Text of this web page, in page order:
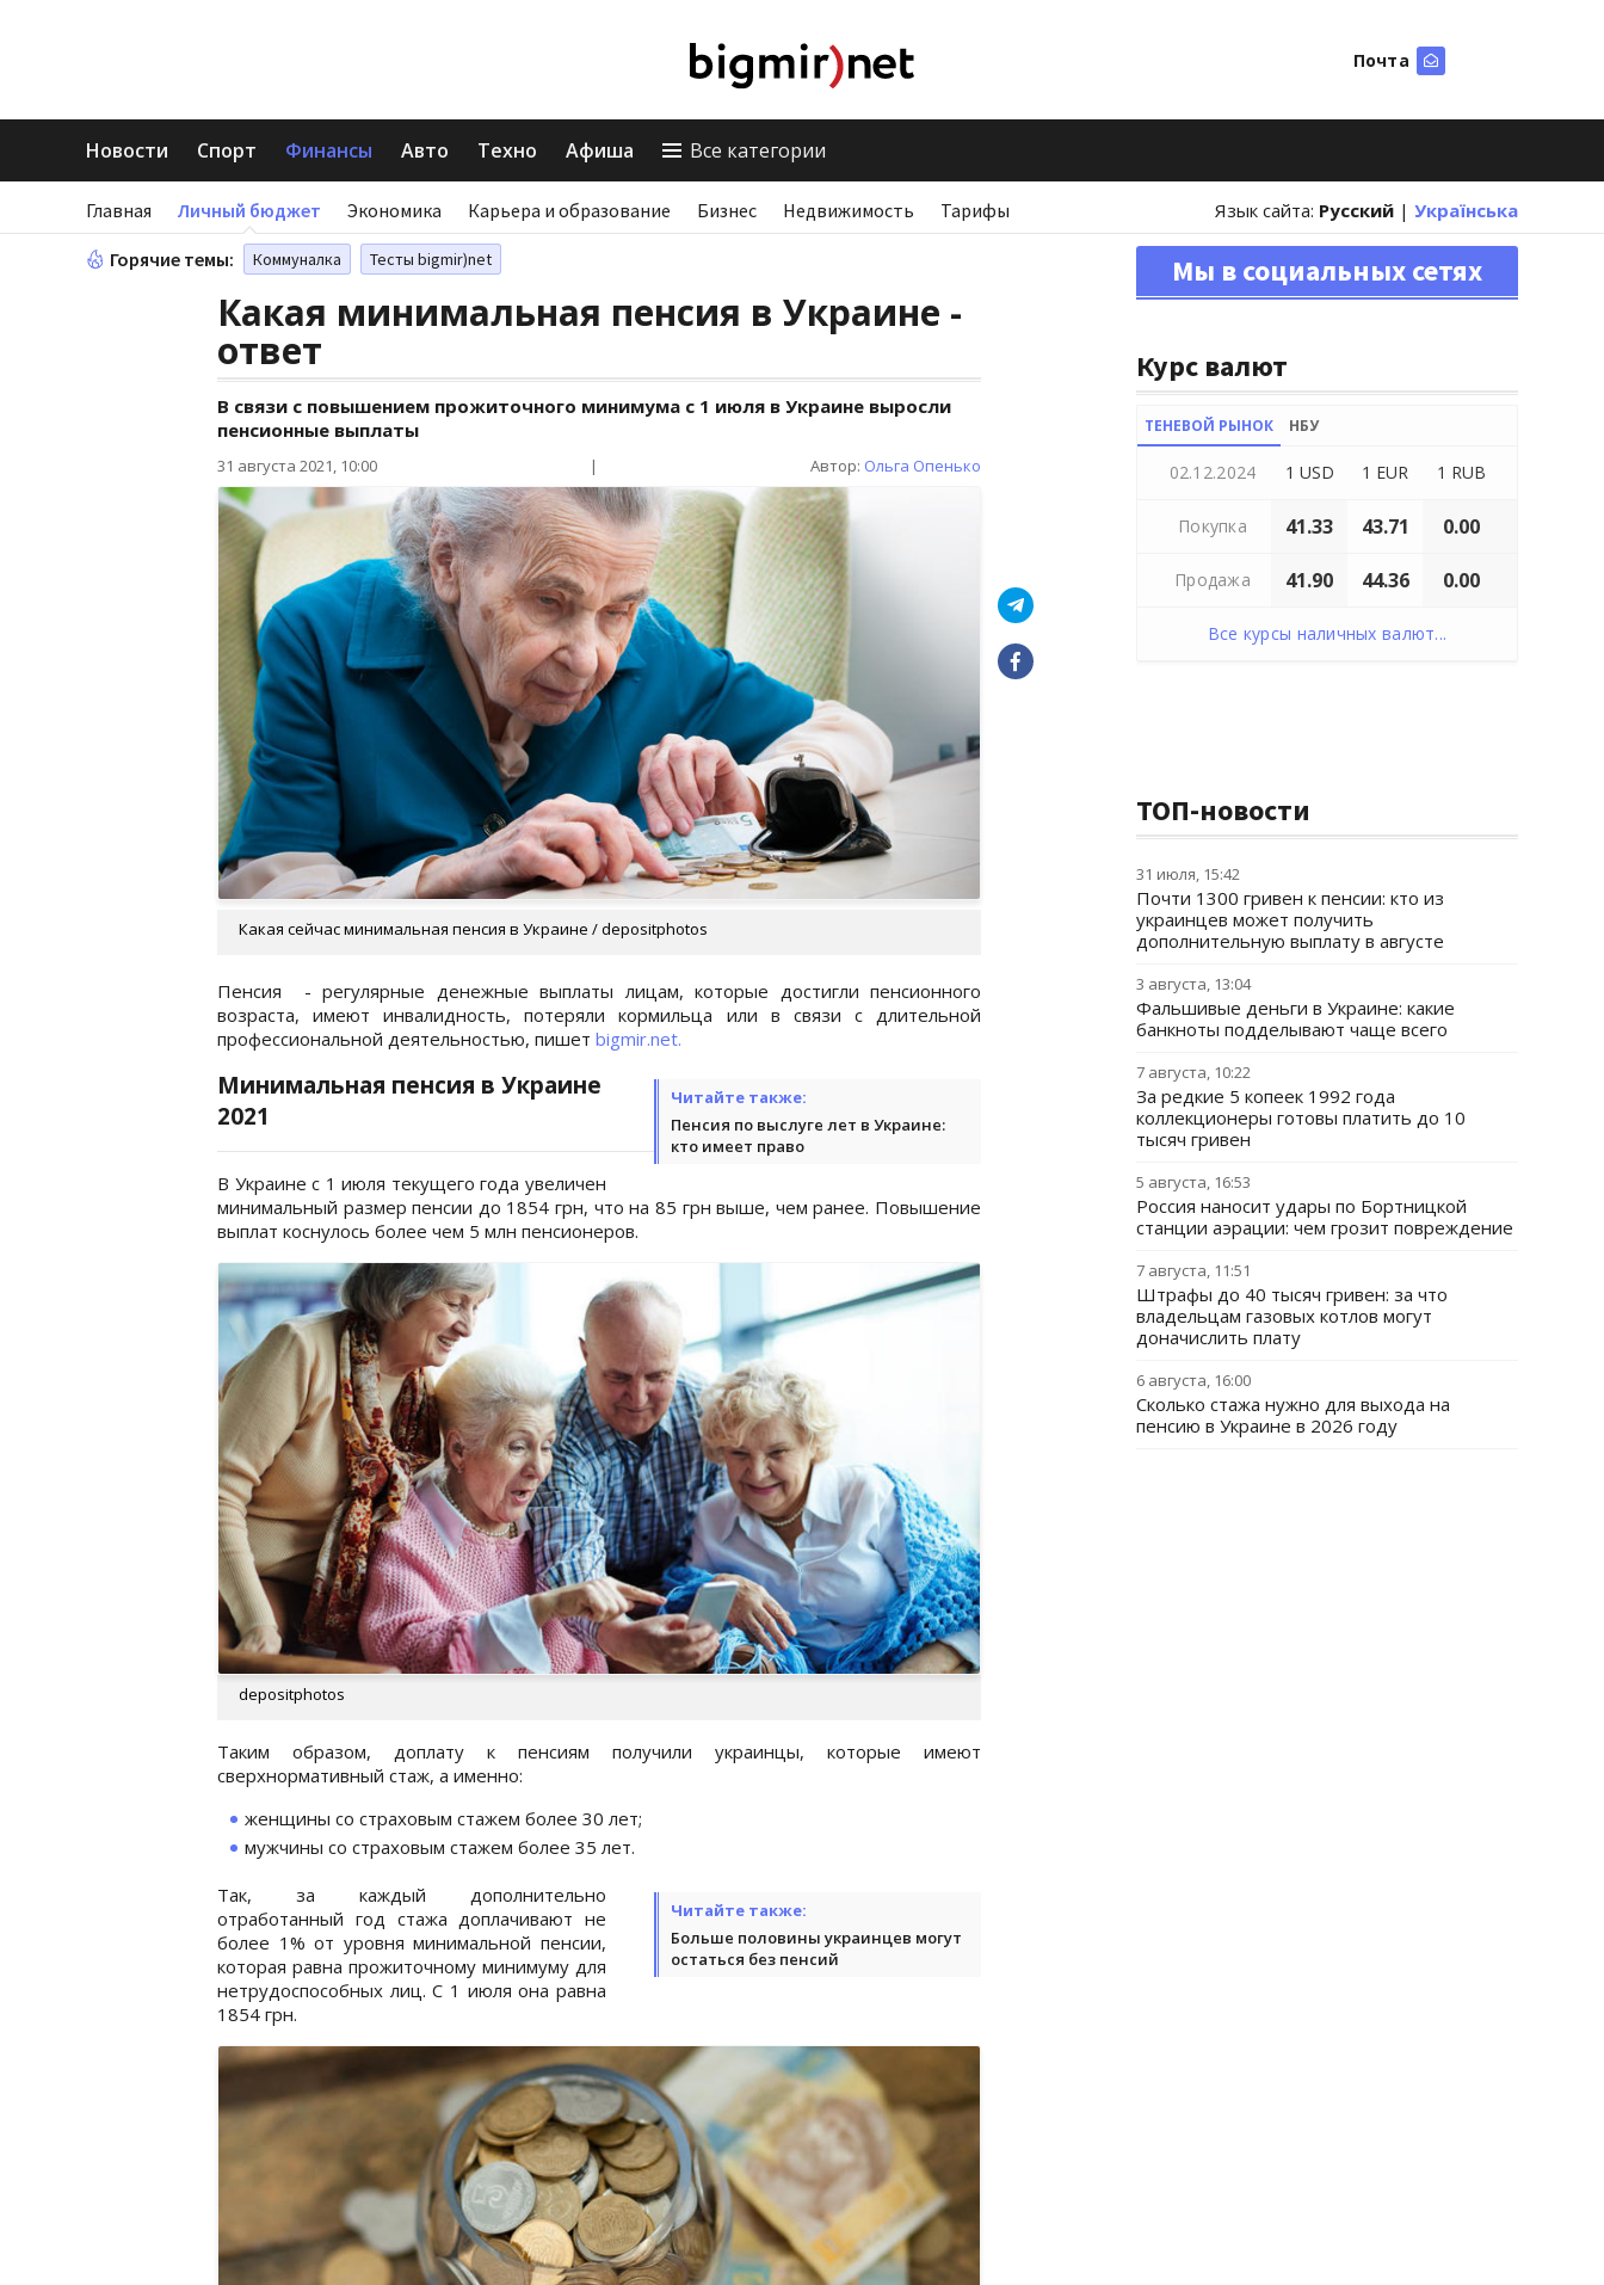
Почта
Новости Спорт Финансы Авто Техно Афиша Все категории
Главная Личный бюджет Экономика Карьера и образование Бизнес Недвижимость Тарифы Язык сайта: Русский | Українська
Горячие темы: Коммуналка Тесты bigmir)net
Какая минимальная пенсия в Украине -
ответ
В связи с повышением прожиточного минимума с 1 июля в Украине выросли
пенсионные выплаты
31 августа 2021, 10:00 | Автор: Ольга Опенько
Какая сейчас минимальная пенсия в Украине / depositphotos
Пенсия - регулярные денежные выплаты лицам, которые достигли пенсионного
возраста, имеют инвалидность, потеряли кормильца или в связи с длительной
профессиональной деятельностью, пишет bigmir.net.
Читайте также:
Пенсия по выслуге лет в Украине:
кто имеет право
Минимальная пенсия в Украине
2021
В Украине с 1 июля текущего года увеличен
минимальный размер пенсии до 1854 грн, что на 85 грн выше, чем ранее. Повышение
выплат коснулось более чем 5 млн пенсионеров.
depositphotos
Таким образом, доплату к пенсиям получили украинцы, которые имеют
сверхнормативный стаж, а именно:
женщины со страховым стажем более 30 лет;
мужчины со страховым стажем более 35 лет.
Читайте также:
Больше половины украинцев могут
остаться без пенсий
Так, за каждый дополнительно
отработанный год стажа доплачивают не
более 1% от уровня минимальной пенсии,
которая равна прожиточному минимуму для
нетрудоспособных лиц. С 1 июля она равна
1854 грн.
Мы в социальных сетях
Курс валют
ТЕНЕВОЙ РЫНОК НБУ
02.12.2024 1 USD 1 EUR 1 RUB
Покупка 41.33 43.71 0.00
Продажа 41.90 44.36 0.00
Все курсы наличных валют...
ТОП-новости
31 июля, 15:42
Почти 1300 гривен к пенсии: кто из
украинцев может получить
дополнительную выплату в августе
3 августа, 13:04
Фальшивые деньги в Украине: какие
банкноты подделывают чаще всего
7 августа, 10:22
За редкие 5 копеек 1992 года
коллекционеры готовы платить до 10
тысяч гривен
5 августа, 16:53
Россия наносит удары по Бортницкой
станции аэрации: чем грозит повреждение
7 августа, 11:51
Штрафы до 40 тысяч гривен: за что
владельцам газовых котлов могут
доначислить плату
6 августа, 16:00
Сколько стажа нужно для выхода на
пенсию в Украине в 2026 году